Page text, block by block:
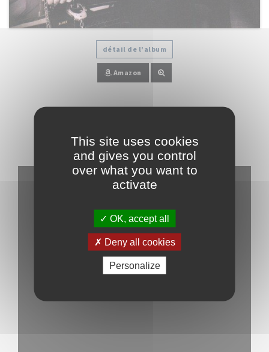
détail de l'album
Amazon
Blues Brothers (the)
YouTube (playlist) is disabled.
This site uses cookies
and gives you control
over what you want to
activate
OK, accept all
Deny all cookies
Personalize